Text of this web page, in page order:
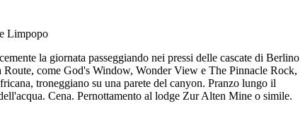
la giornata passeggiando nei pressi delle cascate di Berlino
come God's Window, Wonder View e The Pinnacle Rock,
troneggiano su una parete del canyon. Pranzo lungo il
Cena. Pernottamento al lodge Zur Alten Mine o simile.